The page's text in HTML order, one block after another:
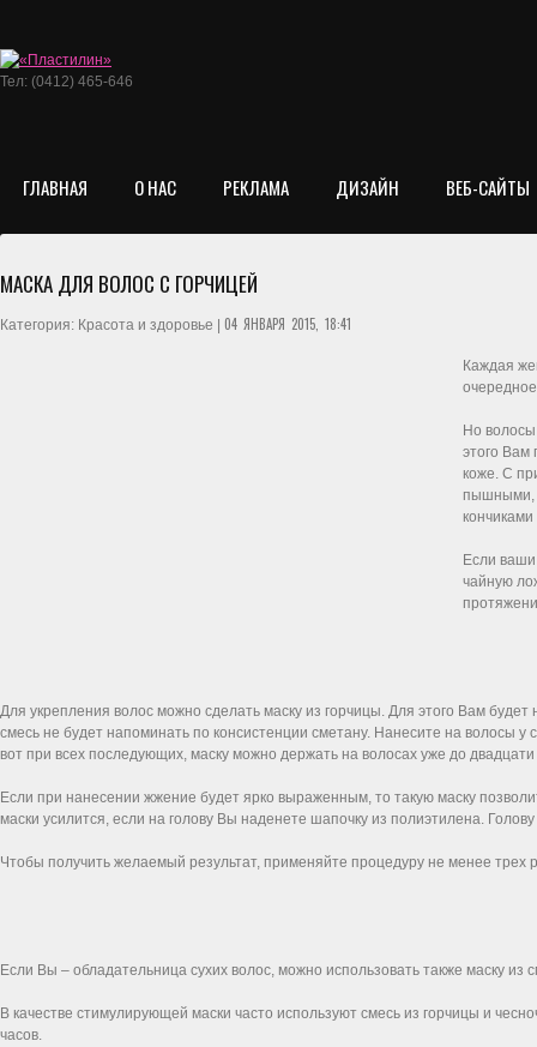
Тел: (0412) 465-646
ГЛАВНАЯ О НАС РЕКЛАМА ДИЗАЙН ВЕБ-САЙТЫ
МАСКА ДЛЯ ВОЛОС С ГОРЧИЦЕЙ
Категория: Красота и здоровье | 04 ЯНВАРЯ 2015, 18:41
Каждая
Но
этого Вам
коже. С
пышными,
Если
чайную
Для укрепления волос можно сделать маску из горчицы. Для этого Вам
смесь не будет напоминать по консистенции сметану. Нанесите на волосы
вот при всех последующих, маску можно держать на волосах уже до двадцати
Если при нанесении жжение будет ярко выраженным, то такую маску
маски усилится, если на голову Вы наденете шапочку из полиэтилена.
Чтобы получить желаемый результат, применяйте процедуру не менее трех
Если Вы – обладательница сухих волос, можно использовать также маску
В качестве стимулирующей маски часто используют смесь из горчицы и
часов.